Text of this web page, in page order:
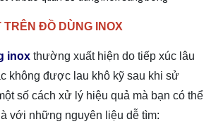
ĐỒ DÙNG INOX
inox thường xuất hiện do tiếp xúc lâu
không được lau khô kỹ sau khi sử
số cách xử lý hiệu quả mà bạn có thể
với những nguyên liệu dễ tìm: